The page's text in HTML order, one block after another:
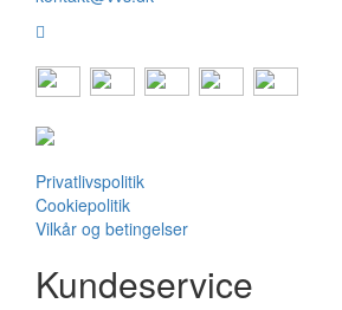
Privatlivspolitik
Cookiepolitik
Vilkår og betingelser
Kundeservice